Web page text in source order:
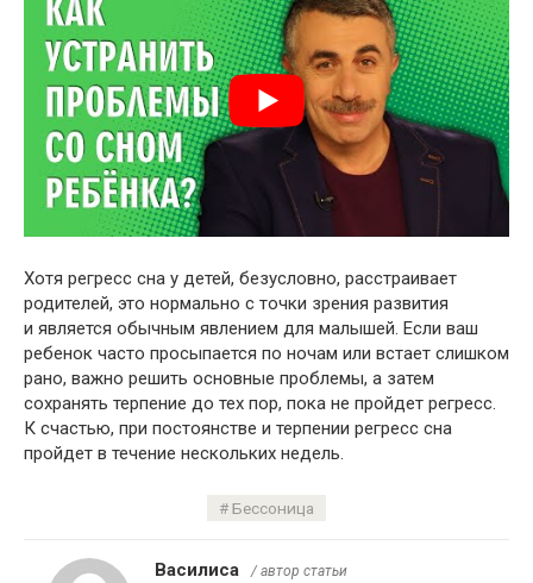
Хотя регресс сна у детей, безусловно, расстраивает
родителей, это нормально с точки зрения развития
и является обычным явлением для малышей. Если ваш
ребенок часто просыпается по ночам или встает слишком
рано, важно решить основные проблемы, а затем
сохранять терпение до тех пор, пока не пройдет регресс.
К счастью, при постоянстве и терпении регресс сна
пройдет в течение нескольких недель.
Бессоница
Василиса / автор статьи